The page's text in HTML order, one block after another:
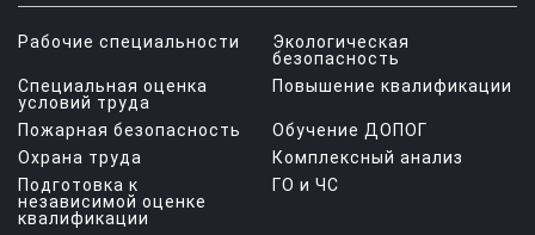
Рабочие специальности
Экологическая
безопасность
Специальная оценка
условий труда
Повышение квалификации
Пожарная безопасность
Обучение ДОПОГ
Охрана труда
Комплексный анализ
Подготовка к
независимой оценке
квалификации
ГО и ЧС